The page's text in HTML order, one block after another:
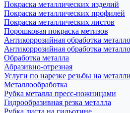
Покраска металлических изделий
Покраска металлических профилей
Покраска металлических листов
Порошковая покраска метизов
Антикоррозийная обработка
Антикоррозийная обработка
Обработка металла
Абразивно-отрезная
Услуги по нарезке резьбы на
Металлообработка
Рубка металла пресс-ножницами
Гидрообразивная резка металла
Рубка листа на гильотине